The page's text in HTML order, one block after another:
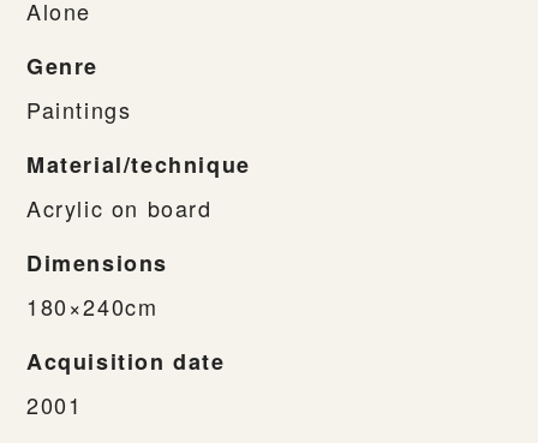
Alone
Genre
Paintings
Material/technique
Acrylic on board
Dimensions
180×240cm
Acquisition date
2001